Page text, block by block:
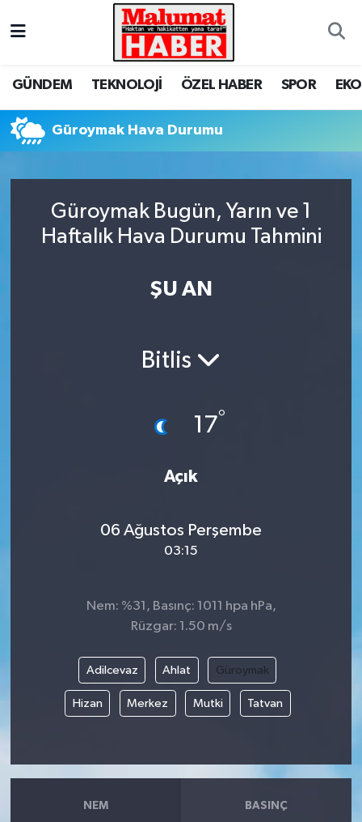
GÜNDEM TEKNOLOJİ ÖZEL HABER SPOR
Güroymak Hava Durumu
Güroymak Bugün, Yarın ve 1
Haftalık Hava Durumu Tahmini
ŞU AN
Bitlis
17°
Açık
06 Ağustos Perşembe
03:15
Nem: %31, Basınç: 1011 hpa hPa,
Rüzgar: 1.50 m/s
Adilcevaz Ahlat Güroymak
Hizan Merkez Mutki Tatvan
NEM BASINÇ
Nöbetçi Eczaneler
Tüm Manşetler